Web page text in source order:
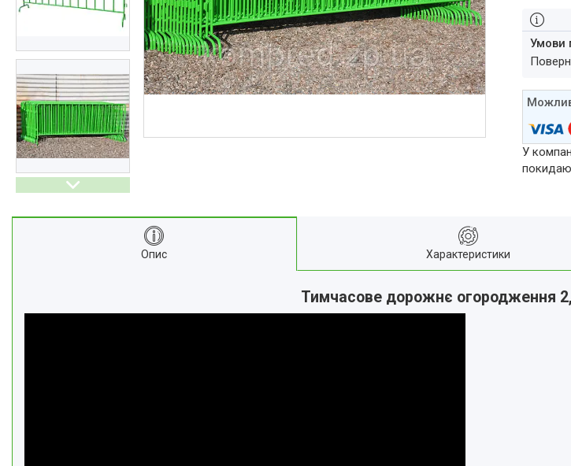
У
Опис Характеристики
Тимчасове дорожнє огородження